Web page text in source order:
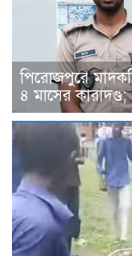
পিরোজপুরে
৪ মাসের কারাদণ্ড;